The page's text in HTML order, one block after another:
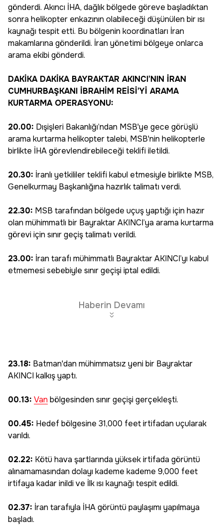
gönderdi. Akıncı İHA, dağlık bölgede göreve başladıktan
sonra helikopter enkazının olabileceği düşünülen bir ısı
kaynağı tespit etti. Bu bölgenin koordinatları İran
makamlarına gönderildi. İran yönetimi bölgeye onlarca
arama ekibi gönderdi.
DAKİKA DAKİKA BAYRAKTAR AKINCI’NIN İRAN
CUMHURBAŞKANI İBRAHİM REİSİ’Yİ ARAMA
KURTARMA OPERASYONU:
20.00: Dışişleri Bakanlığı’ndan MSB'ye gece görüşlü
arama kurtarma helikopter talebi, MSB'nin helikopterle
birlikte İHA görevlendirebileceği teklifi iletildi.
20.30: İranlı yetkililer teklifi kabul etmesiyle birlikte MSB,
Genelkurmay Başkanlığına hazırlık talimatı verdi.
22.30: MSB tarafından bölgede uçuş yaptığı için hazır
olan mühimmatlı bir Bayraktar AKINCI’ya arama kurtarma
görevi için sınır geçiş talimatı verildi.
23.00: İran tarafı mühimmatlı Bayraktar AKINCI’yı kabul
etmemesi sebebiyle sınır geçişi iptal edildi.
Haberin Devamı
23.18: Batman'dan mühimmatsız yeni bir Bayraktar
AKINCI kalkış yaptı.
00.13: Van bölgesinden sınır geçişi gerçekleşti.
00.45: Hedef bölgesine 31,000 feet irtifadan uçularak
varıldı.
02.22: Kötü hava şartlarında yüksek irtifada görüntü
alınamamasından dolayı kademe kademe 9,000 feet
irtifaya kadar inildi ve İlk ısı kaynağı tespit edildi.
02.37: İran tarafıyla İHA görüntü paylaşımı yapılmaya
başladı.